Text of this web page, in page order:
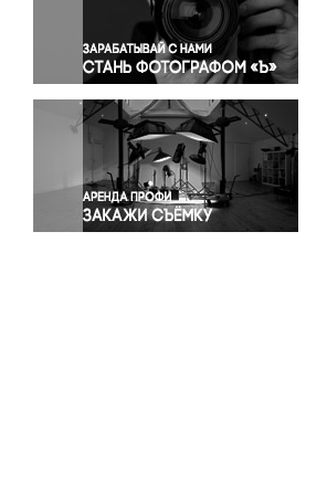
Правосудие
Происшествия и конфликты
Религия
Светская жизнь
Спорт
Экология
Экономика и бизнес